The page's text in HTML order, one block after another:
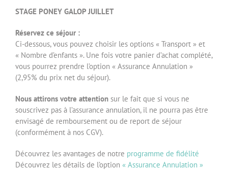
STAGE PONEY GALOP JUILLET
Réservez ce séjour :
Ci-dessous, vous pouvez choisir les options « Transport » et
« Nombre d’enfants ». Une fois votre panier d’achat complété,
vous pourrez prendre l’option « Assurance Annulation »
(2,95% du prix net du séjour).
Nous attirons votre attention sur le fait que si vous ne
souscrivez pas à l’assurance annulation, il ne pourra pas être
envisagé de remboursement ou de report de séjour
(conformément à nos CGV).
Découvrez les avantages de notre programme de fidélité
Découvrez les détails de l’option « Assurance Annulation »